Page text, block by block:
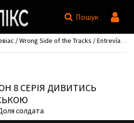
Пошук
/ Wrong Side of the Tracks / Entrevías »
8 СЕРІЯ ДИВИТИСЬ
солдата